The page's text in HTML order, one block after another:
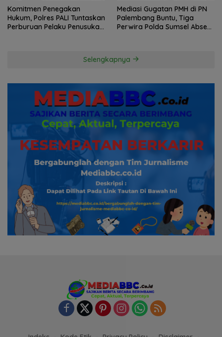
Komitmen Penegakan
Hukum, Polres PALI Tuntaskan
Perburuan Pelaku Penusukan
Mediasi Gugatan PMH di PN
Palembang Buntu, Tiga
Perwira Polda Sumsel Absen,
Selengkapnya